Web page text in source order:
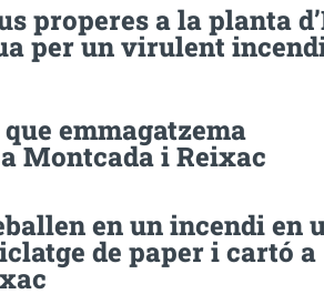
properes a la planta
per un virulent
emmagatzema
Montcada i Reixac
en un incendi en
de paper i cartó a